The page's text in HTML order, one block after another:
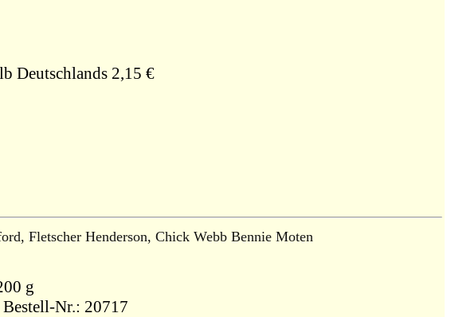
Deutschlands 2,15 €
Fletscher Henderson, Chick Webb Bennie Moten
200 g
Zustand: gebraucht, sehr gut - Bestell-Nr.: 20717